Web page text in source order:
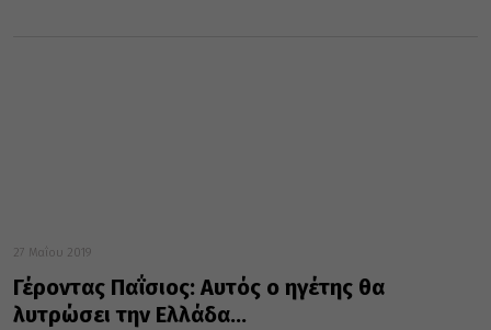
27 Μαΐου 2019
Γέροντας Παΐσιος: Αυτός ο ηγέτης θα
λυτρώσει την Ελλάδα…